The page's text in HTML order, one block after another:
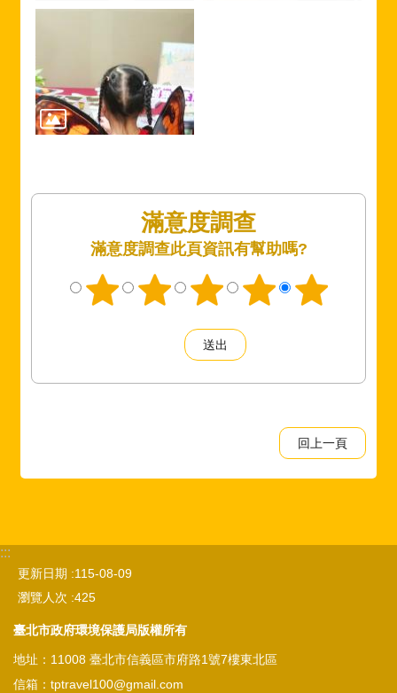
滿意度調查此頁資訊有幫助嗎?
回上一頁
:::
更新日期
115-08-09
瀏覽人次 425
臺北市政府環境保護局版權所有
地址：11008 臺北市信義區市府路1號7樓東北區
信箱：tptravel100@gmail.com